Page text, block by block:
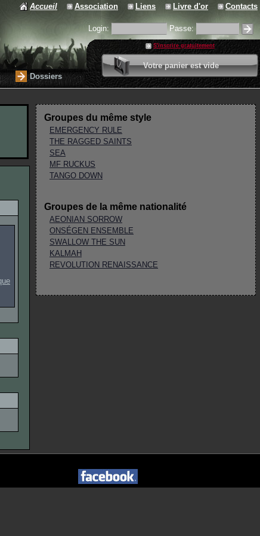
Accueil Association Liens Livre d'or Contacts
Login: Passe:
S'inscrire gratuitement
Votre panier est vide
0 article
Valider votre panier
Dossiers
Groupes du même style
EMERGENCY RULE
THE RAGGED SAINTS
SEA
MF RUCKUS
TANGO DOWN
Groupes de la même nationalité
AEONIAN SORROW
ONSÉGEN ENSEMBLE
SWALLOW THE SUN
KALMAH
REVOLUTION RENAISSANCE